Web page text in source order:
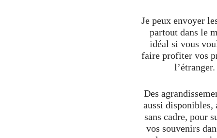
Je peux envoyer
partout dans le
idéal si vous
faire profiter vos
l’étranger.
Des
aussi disponibles,
sans cadre, pour
vos souvenirs